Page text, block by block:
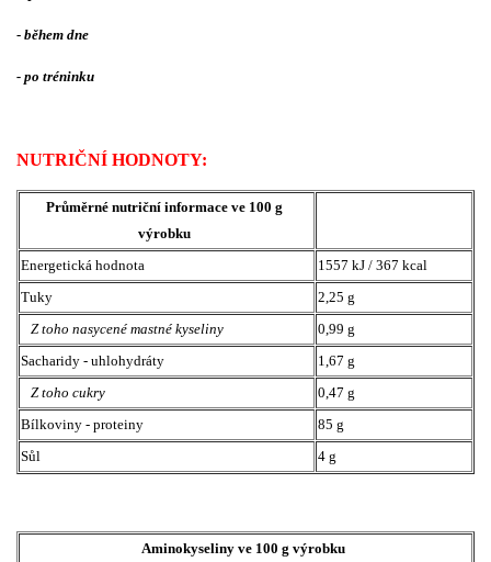
- během dne
- po tréninku
NUTRIČNÍ HODNOTY:
Průměrné nutriční informace ve 100 g
výrobku
Energetická hodnota
1557 kJ / 367 kcal
Tuky
2,25 g
Z toho nasycené mastné kyseliny
0,99 g
Sacharidy - uhlohydráty
1,67 g
Z toho cukry
0,47 g
Bílkoviny - proteiny
85 g
Sůl
4 g
Aminokyseliny ve 100 g výrobku